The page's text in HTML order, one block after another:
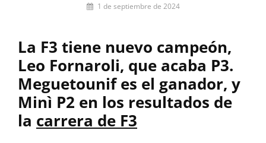
Por 1 de septiembre de 2024
La F3 tiene nuevo campeón,
Leo Fornaroli, que acaba P3.
Meguetounif es el ganador, y
Minì P2 en los resultados de
la carrera de F3